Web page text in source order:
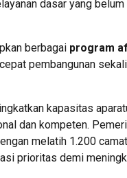
dasar yang
berbagai program
pembangunan
kapasitas
dan kompeten.
melatih 1.200
prioritas demi